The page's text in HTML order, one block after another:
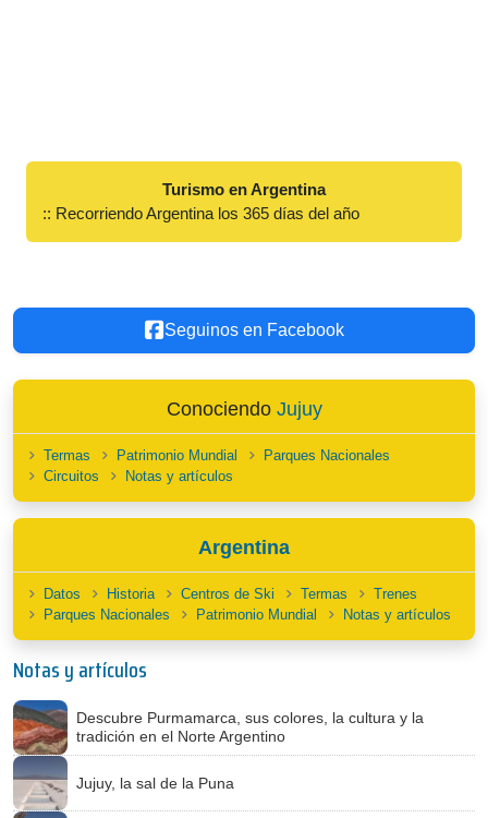
Turismo en Argentina
:: Recorriendo Argentina los 365 días del año
Seguinos en Facebook
Conociendo Jujuy
Termas Patrimonio Mundial
Parques Nacionales
Circuitos
Notas y artículos
Argentina
Datos Historia Centros de Ski Termas
Trenes
Parques Nacionales
Patrimonio Mundial Notas y artículos
Notas y artículos
Descubre Purmamarca, sus colores, la cultura y la
tradición en el Norte Argentino
Jujuy, la sal de la Puna